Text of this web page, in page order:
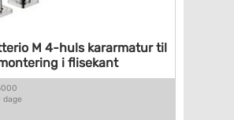
M 4-hulskararmatur til
i flisekant
dage